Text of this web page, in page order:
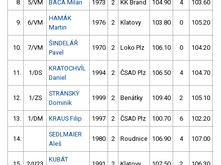
8. 5/VM BÁČA Milan 1973 2 KK Brand 104.90 4 103.60
9. 6/VM
HAMÁK
Martin
1976 2 Klatovy 103.80 0 105.20
10. 7/VM
ŠINDELÁŘ
Pavel
1970 2 Loko Plz 106.10 0 104.20
11. 1/DS
KRATOCHVÍL
Daniel
1994 2 ČSAD Plz 106.50 4 104.70
12. 1/ZS
STRÁNSKÝ
Dominik
1999 2 Benátky 109.40 2 105.10
13. 1/DM KRAUS Filip 1997 2 ČSAD Plz 100.70 6 102.20
14.
SEDLMAIER
Aleš
1980 2 Roudnice 106.90 4 107.00
KUBÁT